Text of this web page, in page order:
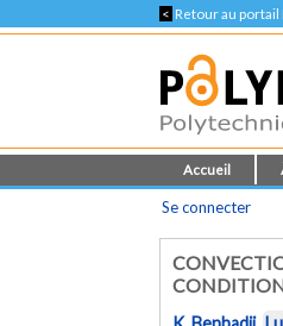
< Retour au
Accueil
Se connecter